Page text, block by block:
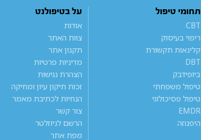
תחומי טיפול
CBT
ריפוי בעיסוק
קלינאות תקשורת
DBT
ביופידבק
טיפול משפחתי
טיפול פסיכולוגי
EMDR
היפנוזה
על בטיפולנט
אודות
צוות האתר
תקנון אתר
מדיניות פרטיות
הצהרת נגישות
זכות תיקון עיון ומחיקה
הנחיות לכתיבת מאמר
צור קשר
הרשם לניוזלטר
מפת אתר